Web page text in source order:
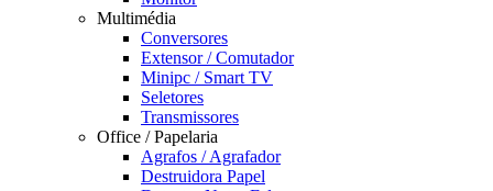
Multimédia
Conversores
Extensor / Comutador
Minipc / Smart TV
Seletores
Transmissores
Office / Papelaria
Agrafos / Agrafador
Destruidora Papel